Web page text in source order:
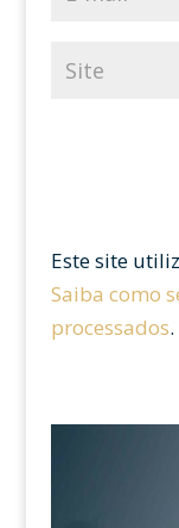
Este site
Saiba como
processados.